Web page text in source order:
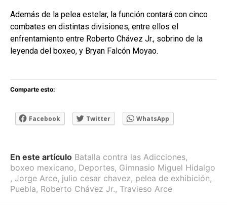
Además de la pelea estelar, la función contará con cinco
combates en distintas divisiones, entre ellos el
enfrentamiento entre Roberto Chávez Jr., sobrino de la
leyenda del boxeo, y Bryan Falcón Moyao.
Comparte esto:
Facebook Twitter WhatsApp
En este artículo Batalla contra las Adicciones,
boxeo mexicano, Deportes, Gimnasio Miguel Hidalgo
, Jorge Arce, julio cesar chavez, pelea de exhibición,
Puebla, Roberto Chávez Jr., Travieso Arce